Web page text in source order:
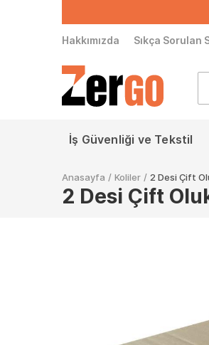
Hakkımızda Sıkça Sorulan
İş Güvenliği ve Tekstil
Anasayfa / Koliler / 2 Desi Çift
2 Desi Çift